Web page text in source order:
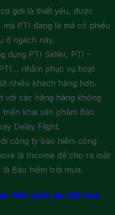
giới là thiết yếu, được
mà PTI đang là mã cổ phiếu
ở ngách này.
dụng PTI Seller, PTI –
nhằm phục vụ hoạt
nhiều khách hàng hơn.
với các hãng hàng không
khai sản phẩm Bảo
Delay Flight.
công ty bảo hiểm công
là Income để cho ra mắt
Bảo hiểm trời mưa.
hiểm quốc gia Việt Nam